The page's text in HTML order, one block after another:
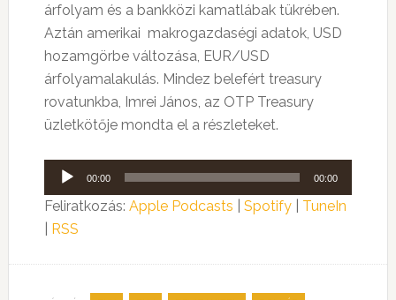
árfolyam és a bankközi kamatlábak tükrében.
Aztán amerikai makrogazdaségi adatok, USD
hozamgörbe változása, EUR/USD
árfolyamalakulás. Mindez belefért treasury
rovatunkba, Imrei János, az OTP Treasury
üzletkötője mondta el a részleteket.
Audió
lejátszó
00:00 00:00
Feliratkozás: Apple Podcasts Spotify| TuneIn
RSS